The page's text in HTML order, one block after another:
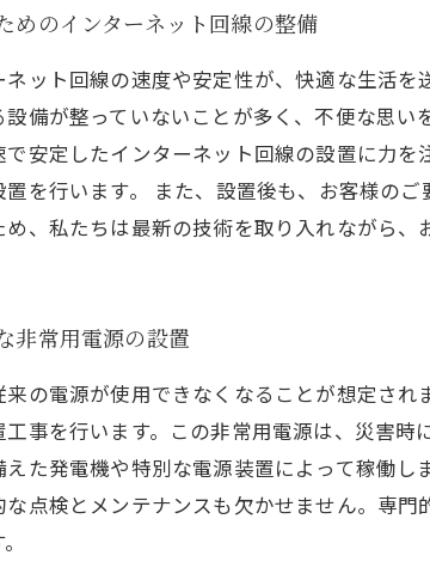
めのインターネット回線の整備
ット回線の速度や安定性が、快適な生活
設備が整っていないことが多く、不便な思
で安定したインターネット回線の設置に力
を行います。 また、設置後も、お客様の
、私たちは最新の技術を取り入れながら、
非常用電源の設置
の電源が使用できなくなることが想定さ
事を行います。この非常用電源は、災害
えた発電機や特別な電源装置によって稼働
点検とメンテナンスも欠かせません。専